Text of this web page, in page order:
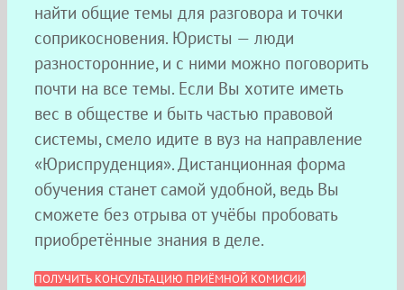
найти общие темы для разговора и точки
соприкосновения. Юристы — люди
разносторонние, и с ними можно поговорить
почти на все темы. Если Вы хотите иметь
вес в обществе и быть частью правовой
системы, смело идите в вуз на направление
«Юриспруденция». Дистанционная форма
обучения станет самой удобной, ведь Вы
сможете без отрыва от учёбы пробовать
приобретённые знания в деле.
ПОЛУЧИТЬ КОНСУЛЬТАЦИЮ ПРИЁМНОЙ КОМИСИИ